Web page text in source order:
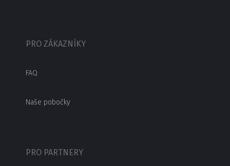
PRO ZÁKAZNÍKY
FAQ
Naše pobočky
PRO PARTNERY